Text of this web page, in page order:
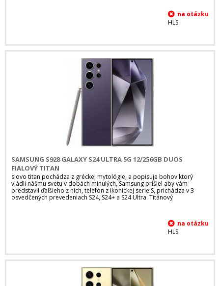
HLS
SAMSUNG S928 GALAXY S24 ULTRA 5G 12/256GB DUOS
FIALOVÝ TITAN
slovo titan pochádza z gréckej mytológie, a popisuje bohov ktorý
vládli nášmu svetu v dobách minulých, Samsung prišiel aby vám
predstavil ďalšieho z nich, telefón z ikonickej serie S, prichádza v 3
osvedčených prevedeniach S24, S24+ a S24 Ultra. Titánový
HLS